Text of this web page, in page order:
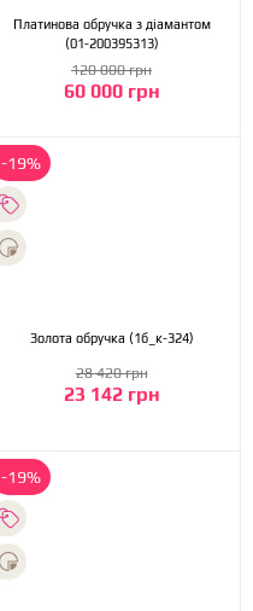
Платинова обручка з діамантом
(01-200395313)
60 000 грн
120 000 грн
-19%
Золота обручка (1б_к-324)
23 142 грн
28 420 грн
-19%